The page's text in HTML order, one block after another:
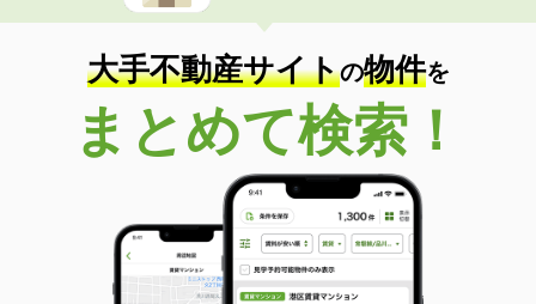
大手不動産サイトの物件を
まとめて検索！